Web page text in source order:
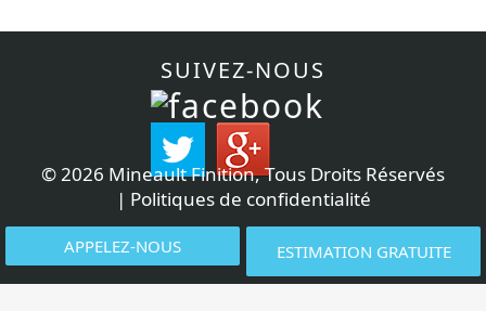
SUIVEZ-NOUS
©2026 Mineault Finition, Tous Droits Réservés
| Politiques de confidentialité
APPELEZ-NOUS ESTIMATION GRATUITE